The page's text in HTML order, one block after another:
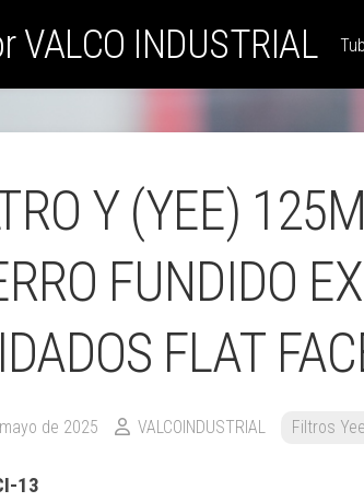
VALCO INDUSTRIAL
Y (YEE)
FUNDIDO
FLAT
de 2025 VALCOINDUSTRIAL Filtros
13